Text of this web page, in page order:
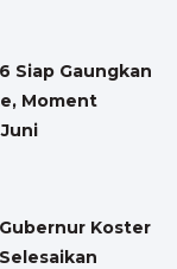
Siap Gaungkan
Moment
Koster